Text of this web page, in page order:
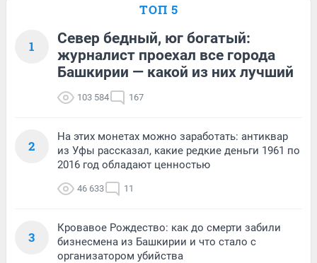
ТОП 5
1
Север бедный, юг богатый:
журналист проехал все города
Башкирии — какой из них лучший
103 584 167
2
На этих монетах можно заработать: антиквар
из Уфы рассказал, какие редкие деньги 1961 по
2016 год обладают ценностью
46 633 11
3
Кровавое Рождество: как до смерти забили
бизнесмена из Башкирии и что стало с
организатором убийства